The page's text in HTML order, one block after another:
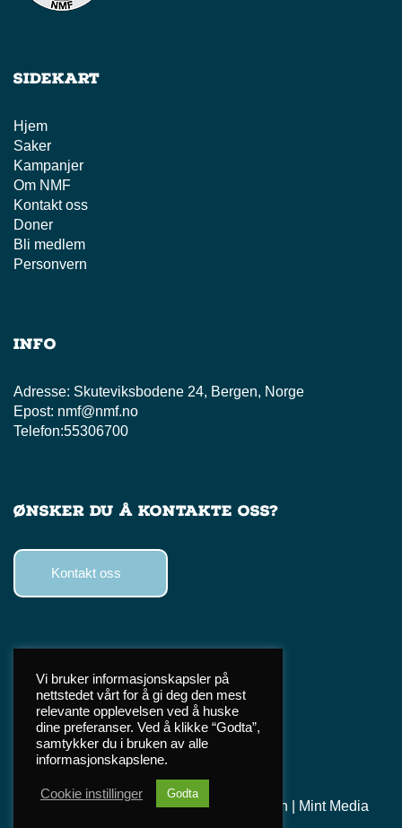
Sidekart
Hjem
Saker
Kampanjer
Om NMF
Kontakt oss
Doner
Bli medlem
Personvern
Info
Adresse: Skuteviksbodene 24, Bergen, Norge
Epost: nmf@nmf.no
Telefon:55306700
Ønsker du å kontakte oss?
Kontakt oss
Facebook
Instagram
TikTok
Personvern
Mint Media
Vi bruker informasjonskapsler på
nettstedet vårt for å gi deg den mest
relevante opplevelsen ved å huske
dine preferanser. Ved å klikke “Godta”,
samtykker du i bruken av alle
informasjonskapslene.
Cookie instillinger Godta